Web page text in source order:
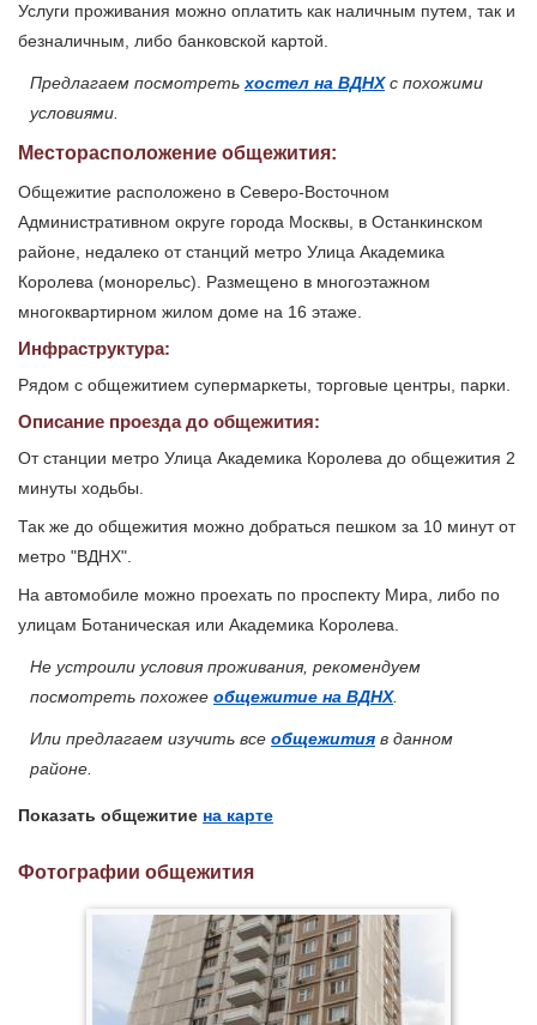
Услуги проживания можно оплатить как наличным путем, так и
безналичным, либо банковской картой.
Предлагаем посмотретьхостел на ВДНХс похожими
условиями.
Месторасположение общежития:
Общежитие расположено в Северо-Восточном
Административном округе города Москвы, в Останкинском
районе, недалеко от станций метро Улица Академика
Королева (монорельс). Размещено в многоэтажном
многоквартирном жилом доме на 16 этаже.
Инфраструктура:
Рядом с общежитием супермаркеты, торговые центры, парки.
Описание проезда до общежития:
От станции метро Улица Академика Королева до общежития 2
минуты ходьбы.
Так же до общежития можно добраться пешком за 10 минут от
метро "ВДНХ".
На автомобиле можно проехать по проспекту Мира, либо по
улицам Ботаническая или Академика Королева.
Не устроили условия проживания, рекомендуем
посмотреть похожее общежитие на ВДНХ.
Или предлагаем изучить все общежития в данном
районе.
Показать общежитие на карте
Фотографии общежития